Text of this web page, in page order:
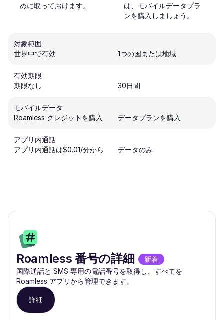
めに取っておけます。
は、モバイルデータプラ
ンを購入しましょう。
対象範囲
世界中で有効
1つの国または地域
有効期限
期限なし
30日間
モバイルデータ
Roamless クレジットを購入
データプランを購入
アプリ内通話
アプリ内通話は$0.01/分から
データのみ
Roamless 番号の詳細
新着
国際通話と SMS 専用の電話番号を取得し、すべてを
Roamless アプリから管理できます。
詳細